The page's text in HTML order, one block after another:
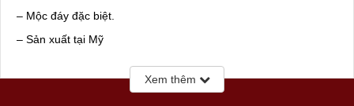
– Mộc đáy đặc biệt.
– Sản xuất tại Mỹ
– Hàng cao cấp của hãng Zippo
– Hàng mới, chính hãng Mỹ 100%, full box
Xem thêm